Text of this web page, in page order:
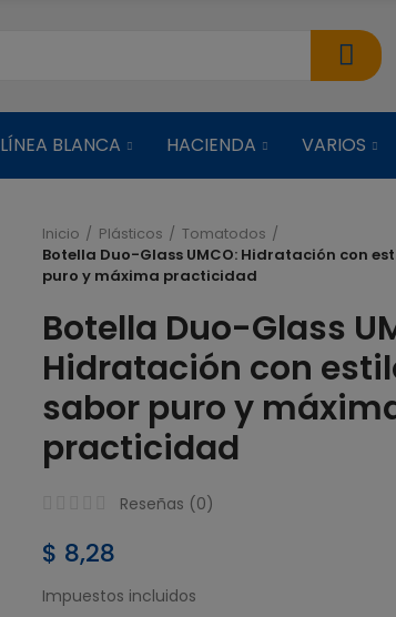
LÍNEA BLANCA HACIENDA VARIOS
Inicio Plásticos
Tomatodos
Botella Duo-Glass UMCO: Hidratación con
puro y máxima practicidad
Botella Duo-Glass
Hidratación con
sabor puro y
practicidad
Reseñas (0)
$ 8,28
Impuestos incluidos
$ 38,51